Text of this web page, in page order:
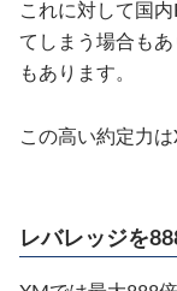
これに対して国
てしまう場合も
もあります。
この高い約定力
レバレッジを